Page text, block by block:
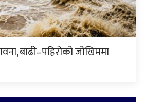
बाढी–पहिरोको जोखिममा